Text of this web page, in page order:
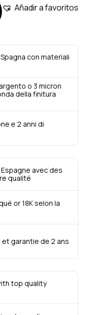
Añadir a favoritos
con materiali
o 3 micron
della finitura
e 2 anni di
avec des
qualité
or 18K selon la
garantie de 2 ans
top quality